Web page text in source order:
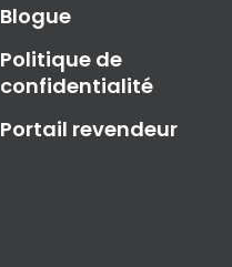
Blogue
Politique de
confidentialité
Portail revendeur